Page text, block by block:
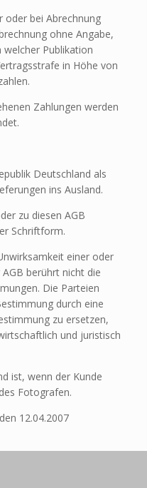
oder bei Abrechnung
ohne Angabe,
welcher Publikation
in Höhe von
Zahlungen werden
Deutschland als
ins Ausland.
zu diesen AGB
Schriftform.
einer oder
berührt nicht die
Die Parteien
durch eine
zu ersetzen,
und juristisch
ist, wenn der Kunde
Fotografen.
12.04.2007